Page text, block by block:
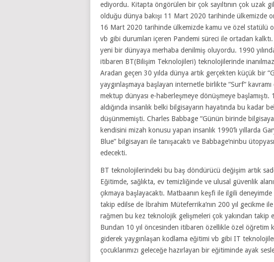
ediyordu. Kitapta öngörülen bir çok sayıltının çok uzak
olduğu dünya bakışı 11 Mart 2020 tarihinde ülkemizde
16 Mart 2020 tarihinde ülkemizde kamu ve özel statülü
vb gibi durumları içeren Pandemi süreci ile ortadan
yeni bir dünyaya merhaba denilmiş oluyordu. 1990 yılında
itibaren BT(Bilişim Teknolojileri) teknolojilerinde
Aradan geçen 30 yılda dünya artık gerçekten küçük bir
yaygınlaşmaya başlayan internetle birlikte “Surf“
mektup dünyası e-haberleşmeye dönüşmeye başlamıştı.
aldığında insanlık belki bilgisayarın hayatında bu kadar
düşünmemişti. Charles Babbage “Günün birinde
kendisini mizah konusu yapan insanlık 1990’lı yıllarda
Blue” bilgisayarı ile tanışacaktı ve Babbage’ninbu
edecekti.
BT teknolojilerindeki bu baş döndürücü değişim artık
Eğitimde, sağlıkta, ev temizliğinde ve ulusal güvenlik
çıkmaya başlayacaktı. Matbaanın keşfi ile ilgili
takip edilse de İbrahim Müteferrika’nın 200 yıl gecikme
rağmen bu kez teknolojik gelişmeleri çok yakından takip
Bundan 10 yıl öncesinden itibaren özellikle özel öğretim
giderek yaygınlaşan kodlama eğitimi vb gibi IT
çocuklarımızı geleceğe hazırlayan bir eğitiminde ayak